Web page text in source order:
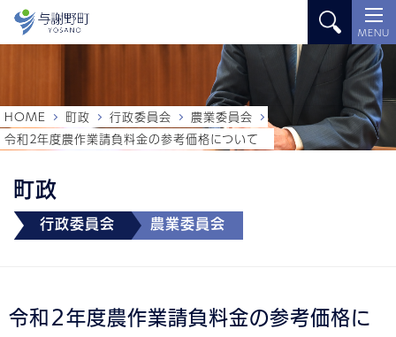
MENU
町政
行政委員会 農業委員会
HOME 町政 行政委員会
農業委員会
令和２年度農作業請負料金の参考価格について
令和２年度農作業請負料金の参考価格に